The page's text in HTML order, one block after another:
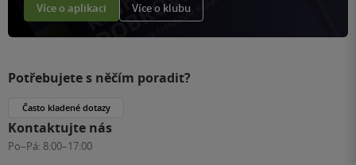
Více o aplikaci Více o klubu
Potřebujete s něčím poradit?
Často kladené dotazy
Kontaktujte nás
Po–Pá: 8:00–17:00